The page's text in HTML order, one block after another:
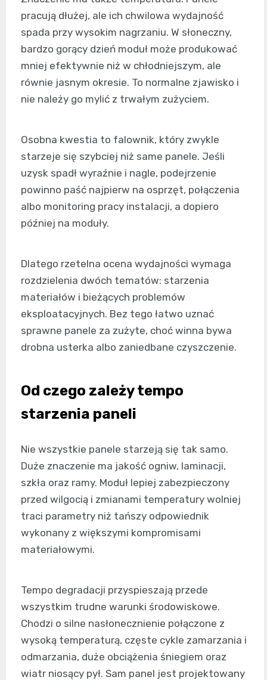
pracują dłużej, ale ich chwilowa wydajność
spada przy wysokim nagrzaniu. W słoneczny,
bardzo gorący dzień moduł może produkować
mniej efektywnie niż w chłodniejszym, ale
równie jasnym okresie. To normalne zjawisko i
nie należy go mylić z trwałym zużyciem.
Osobna kwestia to falownik, który zwykle
starzeje się szybciej niż same panele. Jeśli
uzysk spadł wyraźnie i nagle, podejrzenie
powinno paść najpierw na osprzęt, połączenia
albo monitoring pracy instalacji, a dopiero
później na moduły.
Dlatego rzetelna ocena wydajności wymaga
rozdzielenia dwóch tematów: starzenia
materiałów i bieżących problemów
eksploatacyjnych. Bez tego łatwo uznać
sprawne panele za zużyte, choć winna bywa
drobna usterka albo zaniedbane czyszczenie.
Od czego zależy tempo
starzenia paneli
Nie wszystkie panele starzeją się tak samo.
Duże znaczenie ma jakość ogniw, laminacji,
szkła oraz ramy. Moduł lepiej zabezpieczony
przed wilgocią i zmianami temperatury wolniej
traci parametry niż tańszy odpowiednik
wykonany z większymi kompromisami
materiałowymi.
Tempo degradacji przyspieszają przede
wszystkim trudne warunki środowiskowe.
Chodzi o silne nasłonecznienie połączone z
wysoką temperaturą, częste cykle zamarzania i
odmarzania, duże obciążenia śniegiem oraz
wiatr niosący pył. Sam panel jest projektowany